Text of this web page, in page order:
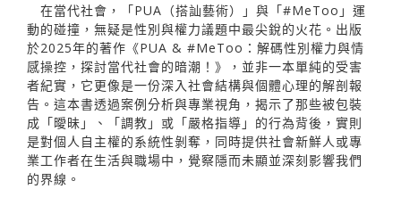
在當代社會，「PUA（搭訕藝術）」與「#MeToo」運
動的碰撞，無疑是性別與權力議題中最尖銳的火花。出版
於2025年的著作《PUA & #MeToo：解碼性別權力與情
感操控，探討當代社會的暗潮！》，並非一本單純的受害
者紀實，它更像是一份深入社會結構與個體心理的解剖報
告。這本書透過案例分析與專業視角，揭示了那些被包裝
成「曖昧」、「調教」或「嚴格指導」的行為背後，實則
是對個人自主權的系統性剝奪，同時提供社會新鮮人或專
業工作者在生活與職場中，覺察隱而未顯並深刻影響我們
的界線。